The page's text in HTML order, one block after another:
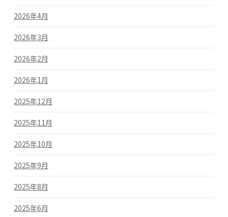
2026年4月
2026年3月
2026年2月
2026年1月
2025年12月
2025年11月
2025年10月
2025年9月
2025年8月
2025年6月